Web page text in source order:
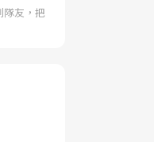
友，把